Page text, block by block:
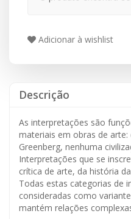
Adicionar à wishlist
Descrição
As interpretações são
materiais em obras de
Greenberg, nenhuma
Interpretações que se
crítica de arte, da história
Todas estas categorias de
consideradas como
mantém relações